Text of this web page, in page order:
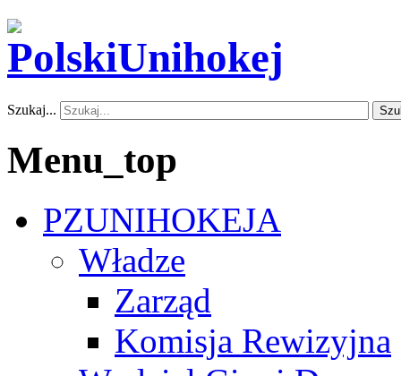
Szukaj...
Menu_top
PZUNIHOKEJA
Władze
Zarząd
Komisja Rewizyjna